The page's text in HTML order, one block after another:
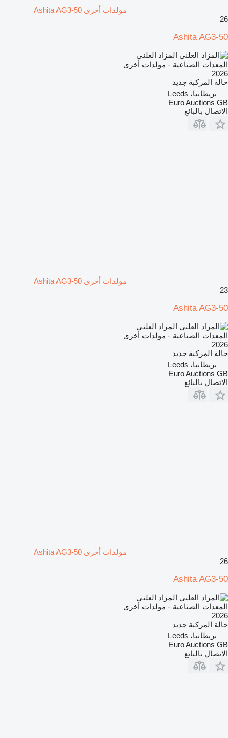
مولدات أخرى Ashita AG3-50
26
Ashita AG3-50
المزاد العلني
المعدات الصناعية - مولدات أخرى
2026
حالة المركبة جديد
بريطانيا، Leeds
Euro Auctions GB
الاتصال بالبائع
مولدات أخرى Ashita AG3-50
23
Ashita AG3-50
المزاد العلني
المعدات الصناعية - مولدات أخرى
2026
حالة المركبة جديد
بريطانيا، Leeds
Euro Auctions GB
الاتصال بالبائع
مولدات أخرى Ashita AG3-50
26
Ashita AG3-50
المزاد العلني
المعدات الصناعية - مولدات أخرى
2026
حالة المركبة جديد
بريطانيا، Leeds
Euro Auctions GB
الاتصال بالبائع